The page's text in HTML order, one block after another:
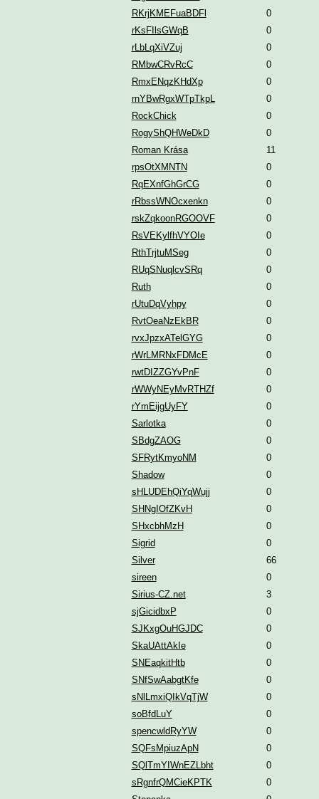
RKrjKMEFuaBDFl
0
rKsFIlsGWqB
0
rLbLqXiVZuj
0
RMbwCRvRcC
0
RmxENqzKHdXp
0
rnYBwRgxWTpTkpL
0
RockChick
0
RogyShQHWeDkD
0
Roman Krása
11
rpsOtXMNTN
0
RqEXnfGhGrCG
0
rRbssWNOcxenkn
0
rskZqkoonRGOOVF
0
RsVEKylfhVYOIe
0
RthTrjtuMSeg
0
RUqSNuqlcvSRq
0
Ruth
0
rUtuDqVyhpy
0
RvtOeaNzEkBR
0
rvxJpzxATelGYG
0
rWrLMRNxFDMcE
0
rwtDIZZGYvPnF
0
rWWyNEyMvRTHZf
0
rYmEijgUyFY
0
Sarlotka
0
SBdgZAOG
0
SFRytKmyoNM
0
Shadow
0
sHLUDEhQiYqWujj
0
SHNgIOfZKvH
0
SHxcbhMzH
0
Sigrid
0
Silver
66
sireen
0
Sirius-CZ.net
3
sjGicidbxP
0
SJKxgOuHGJDC
0
SkaUAttAkIe
0
SNEaqkitHtb
0
SNfSwAabgtKfe
0
sNlLmxiQIkVqTjW
0
soBfdLuY
0
spencwldRyYW
0
SQFsMpiuzApN
0
SQlTmYIWnEZLbht
0
sRgnfrQMCieKPTK
0